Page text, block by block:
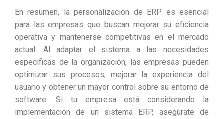
En resumen, la personalización de ERP es esencial
para las empresas que buscan mejorar su eficiencia
operativa y mantenerse competitivas en el mercado
actual. Al adaptar el sistema a las necesidades
específicas de la organización, las empresas pueden
optimizar sus procesos, mejorar la experiencia del
usuario y obtener un mayor control sobre su entorno de
software. Si tu empresa está considerando la
implementación de un sistema ERP, asegúrate de